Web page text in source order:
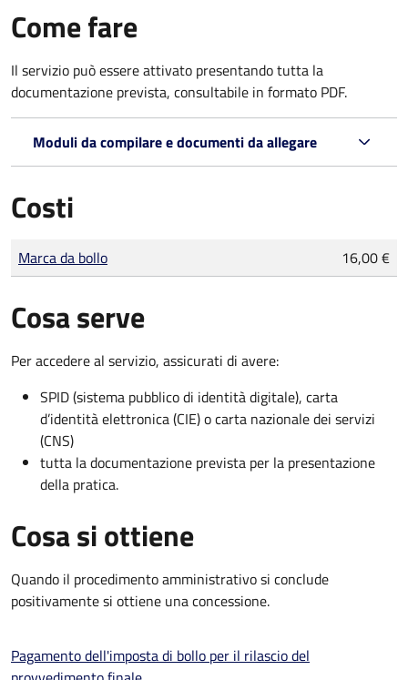
Come fare
Il servizio può essere attivato presentando tutta la
documentazione prevista, consultabile in formato PDF.
Moduli da compilare e documenti da allegare
Costi
Tipo di pagamento
Importo
Marca da bollo 16,00 €
Cosa serve
Per accedere al servizio, assicurati di avere:
SPID (sistema pubblico di identità digitale), carta
d’identità elettronica (CIE) o carta nazionale dei servizi
(CNS)
tutta la documentazione prevista per la presentazione
della pratica.
Cosa si ottiene
Quando il procedimento amministrativo si conclude
positivamente si ottiene una concessione.
Pagamento dell'imposta di bollo per il rilascio del